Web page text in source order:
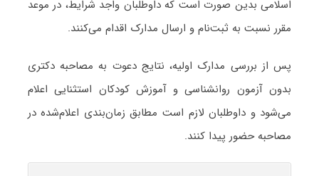
اسلامی بدین صورت است که داوطلبان واجد شرایط، در موعد
مقرر نسبت به ثبت‌نام و ارسال مدارک اقدام می‌کنند.
پس از بررسی مدارک اولیه، نتایج دعوت به مصاحبه دکتری
بدون آزمون روانشناسی و آموزش کودکان استثنایی اعلام
می‌شود و داوطلبان لازم است مطابق زمان‌بندی اعلام‌شده در
مصاحبه حضور پیدا کنند.